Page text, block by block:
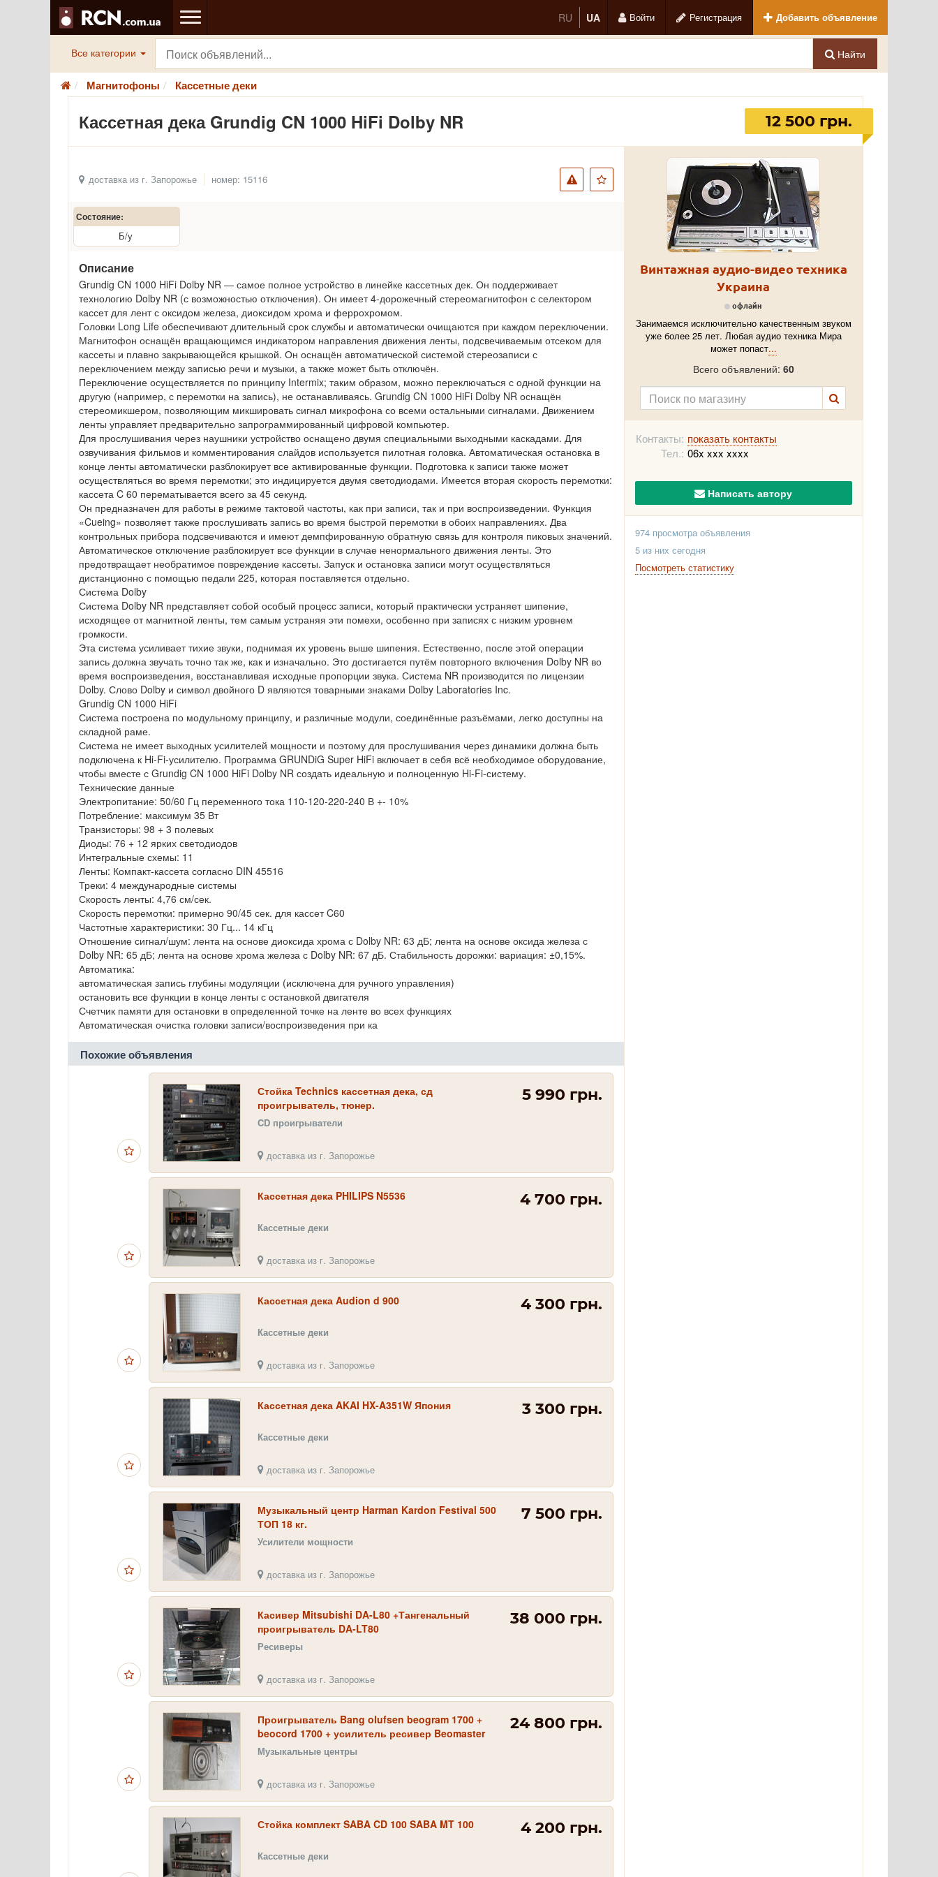
RU UA Войти Регистрация Добавить объявление
Все категории Найти
Магнитофоны Кассетные деки
Кассетная дека Grundig CN 1000 HiFi Dolby NR 12 500 грн.
доставка из г. Запорожье номер: 15116
Состояние:
Б/у
Описание
Grundig CN 1000 HiFi Dolby NR — самое полное устройство в линейке кассетных дек. Он поддерживает
технологию Dolby NR (с возможностью отключения). Он имеет 4-дорожечный стереомагнитофон с селектором
кассет для лент с оксидом железа, диоксидом хрома и феррохромом.
Головки Long Life обеспечивают длительный срок службы и автоматически очищаются при каждом переключении.
Магнитофон оснащён вращающимся индикатором направления движения ленты, подсвечиваемым отсеком для
кассеты и плавно закрывающейся крышкой. Он оснащён автоматической системой стереозаписи с
переключением между записью речи и музыки, а также может быть отключён.
Переключение осуществляется по принципу Intermix; таким образом, можно переключаться с одной функции на
другую (например, с перемотки на запись), не останавливаясь. Grundig CN 1000 HiFi Dolby NR оснащён
стереомикшером, позволяющим микшировать сигнал микрофона со всеми остальными сигналами. Движением
ленты управляет предварительно запрограммированный цифровой компьютер.
Для прослушивания через наушники устройство оснащено двумя специальными выходными каскадами. Для
озвучивания фильмов и комментирования слайдов используется пилотная головка. Автоматическая остановка в
конце ленты автоматически разблокирует все активированные функции. Подготовка к записи также может
осуществляться во время перемотки; это индицируется двумя светодиодами. Имеется вторая скорость перемотки:
кассета C 60 перематывается всего за 45 секунд.
Он предназначен для работы в режиме тактовой частоты, как при записи, так и при воспроизведении. Функция
«Cueing» позволяет также прослушивать запись во время быстрой перемотки в обоих направлениях. Два
контрольных прибора подсвечиваются и имеют демпфированную обратную связь для контроля пиковых значений.
Автоматическое отключение разблокирует все функции в случае ненормального движения ленты. Это
предотвращает необратимое повреждение кассеты. Запуск и остановка записи могут осуществляться
дистанционно с помощью педали 225, которая поставляется отдельно.
Система Dolby
Система Dolby NR представляет собой особый процесс записи, который практически устраняет шипение,
исходящее от магнитной ленты, тем самым устраняя эти помехи, особенно при записях с низким уровнем
громкости.
Эта система усиливает тихие звуки, поднимая их уровень выше шипения. Естественно, после этой операции
запись должна звучать точно так же, как и изначально. Это достигается путём повторного включения Dolby NR во
время воспроизведения, восстанавливая исходные пропорции звука. Система NR производится по лицензии
Dolby. Слово Dolby и символ двойного D являются товарными знаками Dolby Laboratories Inc.
Grundig CN 1000 HiFi
Система построена по модульному принципу, и различные модули, соединённые разъёмами, легко доступны на
складной раме.
Система не имеет выходных усилителей мощности и поэтому для прослушивания через динамики должна быть
подключена к Hi-Fi-усилителю. Программа GRUNDiG Super HiFi включает в себя всё необходимое оборудование,
чтобы вместе с Grundig CN 1000 HiFi Dolby NR создать идеальную и полноценную Hi-Fi-систему.
Технические данные
Электропитание: 50/60 Гц переменного тока 110-120-220-240 В +- 10%
Потребление: максимум 35 Вт
Транзисторы: 98 + 3 полевых
Диоды: 76 + 12 ярких светодиодов
Интегральные схемы: 11
Ленты: Компакт-кассета согласно DIN 45516
Треки: 4 международные системы
Скорость ленты: 4,76 см/сек.
Скорость перемотки: примерно 90/45 сек. для кассет C60
Частотные характеристики: 30 Гц... 14 кГц
Отношение сигнал/шум: лента на основе диоксида хрома с Dolby NR: 63 дБ; лента на основе оксида железа с
Dolby NR: 65 дБ; лента на основе хрома железа с Dolby NR: 67 дБ. Стабильность дорожки: вариация: ±0,15%.
Автоматика:
автоматическая запись глубины модуляции (исключена для ручного управления)
остановить все функции в конце ленты с остановкой двигателя
Счетчик памяти для остановки в определенной точке на ленте во всех функциях
Автоматическая очистка головки записи/воспроизведения при ка
Похожие объявления
Стойка Technics кассетная дека, сд
проигрыватель, тюнер.
CD проигрыватели
доставка из г. Запорожье
5 990 грн.
Кассетная дека PHILIPS N5536
Кассетные деки
доставка из г. Запорожье
4 700 грн.
Кассетная дека Audion d 900
Кассетные деки
доставка из г. Запорожье
4 300 грн.
Кассетная дека AKAI HX-A351W Япония
Кассетные деки
доставка из г. Запорожье
3 300 грн.
Музыкальный центр Harman Kardon Festival 500
ТОП 18 кг.
Усилители мощности
доставка из г. Запорожье
7 500 грн.
Касивер Mitsubishi DA-L80 +Тангенальный
проигрыватель DA-LT80
Ресиверы
доставка из г. Запорожье
38 000 грн.
Проигрыватель Bang olufsen beogram 1700 +
beocord 1700 + усилитель ресивер Beomaster
1100
Музыкальные центры
доставка из г. Запорожье
24 800 грн.
Стойка комплект SABA CD 100 SABA MT 100
Кассетные деки
4 200 грн.
Винтажная аудио-видео техника
Украина
офлайн
Занимаемся исключительно качественным звуком
уже более 25 лет. Любая аудио техника Мира
может попаст...
Всего объявлений: 60
Контакты: показать контакты
Тел.: 06x xxx xxxx
Написать автору
974 просмотра объявления
5 из них сегодня
Посмотреть статистику